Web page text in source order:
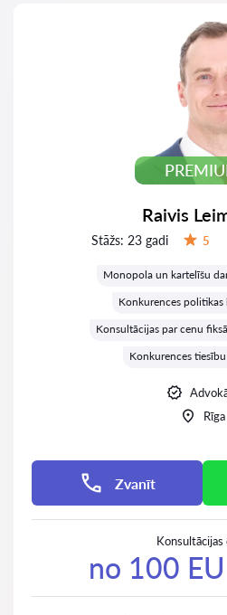
Raivis
Stāžs: 23 gadi 5
Monopola un kartelīšu
Konkurences politikas
Konsultācijas par cenu
Konkurences
Rīga
Zvanīt
Konsultācijas
no 100